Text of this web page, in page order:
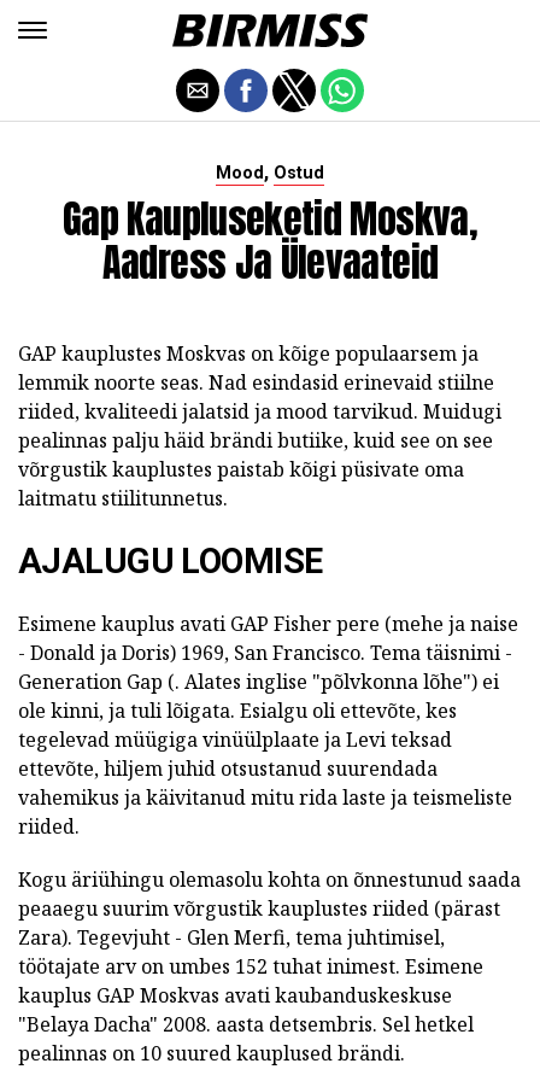
Mood, Ostud
Gap Kaupluseketid Moskva,
Aadress Ja Ülevaateid
GAP kauplustes Moskvas on kõige populaarsem ja
lemmik noorte seas. Nad esindasid erinevaid stiilne
riided, kvaliteedi jalatsid ja mood tarvikud. Muidugi
pealinnas palju häid brändi butiike, kuid see on see
võrgustik kauplustes paistab kõigi püsivate oma
laitmatu stiilitunnetus.
AJALUGU LOOMISE
Esimene kauplus avati GAP Fisher pere (mehe ja naise
- Donald ja Doris) 1969, San Francisco. Tema täisnimi -
Generation Gap (. Alates inglise "põlvkonna lõhe") ei
ole kinni, ja tuli lõigata. Esialgu oli ettevõte, kes
tegelevad müügiga vinüülplaate ja Levi teksad
ettevõte, hiljem juhid otsustanud suurendada
vahemikus ja käivitanud mitu rida laste ja teismeliste
riided.
Kogu äriühingu olemasolu kohta on õnnestunud saada
peaaegu suurim võrgustik kauplustes riided (pärast
Zara). Tegevjuht - Glen Merfi, tema juhtimisel,
töötajate arv on umbes 152 tuhat inimest. Esimene
kauplus GAP Moskvas avati kaubanduskeskuse
"Belaya Dacha" 2008. aasta detsembris. Sel hetkel
pealinnas on 10 suured kauplused brändi.